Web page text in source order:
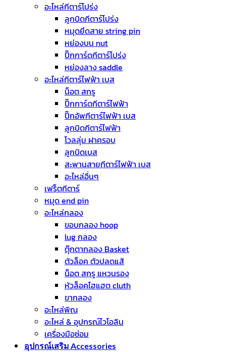
อะไหล่กีตาร์โปร่ง
ลูกบิดกีตาร์โปร่ง
หมุดยึดสาย string pin
หย่องบน nut
ปิ๊กการ์ดกีตาร์โปร่ง
หย่องลาง saddle
อะไหล่กีตาร์ไฟฟ้า เบส
น็อต สกรู
ปิ๊กการ์ดกีตาร์ไฟฟ้า
ปิ๊กอัพกีตาร์ไฟฟ้า เบส
ลูกบิดกีตาร์ไฟฟ้า
โวลลุ่ม ฝาครอบ
ลูกบิดเบส
สะพานสายกีตาร์ไฟฟ้า เบส
อะไหล่อื่นๆ
เฟร็ตกีตาร์
หมุด end pin
อะไหล่กลอง
ขอบกลอง hoop
lug กลอง
ตุ๊กตากลอง Basket
ตัวล็อค ตัวปลดแส้
น็อต สกรู แหวนรอง
หัวล็อคไฮแฮต cluth
ขากลอง
อะไหล่พิณ
อะไหล่ & อุปกรณ์ไวโอลิน
เครื่องมือซ่อม
อุปกรณ์เสริม Accessories